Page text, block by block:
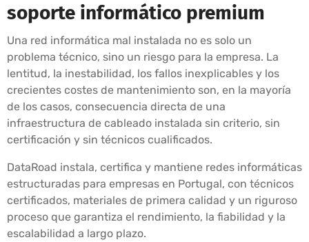
soporte informático premium
Una red informática mal instalada no es solo un
problema técnico, sino un riesgo para la empresa. La
lentitud, la inestabilidad, los fallos inexplicables y los
crecientes costes de mantenimiento son, en la mayoría
de los casos, consecuencia directa de una
infraestructura de cableado instalada sin criterio, sin
certificación y sin técnicos cualificados.
DataRoad instala, certifica y mantiene redes informáticas
estructuradas para empresas en Portugal, con técnicos
certificados, materiales de primera calidad y un riguroso
proceso que garantiza el rendimiento, la fiabilidad y la
escalabilidad a largo plazo.